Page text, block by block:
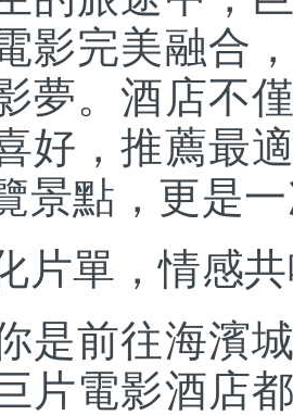
影完美融合
夢。酒店不
好，推薦最
景點，更是
單，情感共
前往海濱城
片電影酒店